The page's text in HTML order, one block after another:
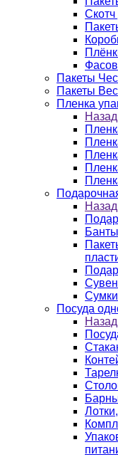
Скотч
Пакеты
Пакеты
Пленка
Назад
Назад
Сумки
Посуда
Назад